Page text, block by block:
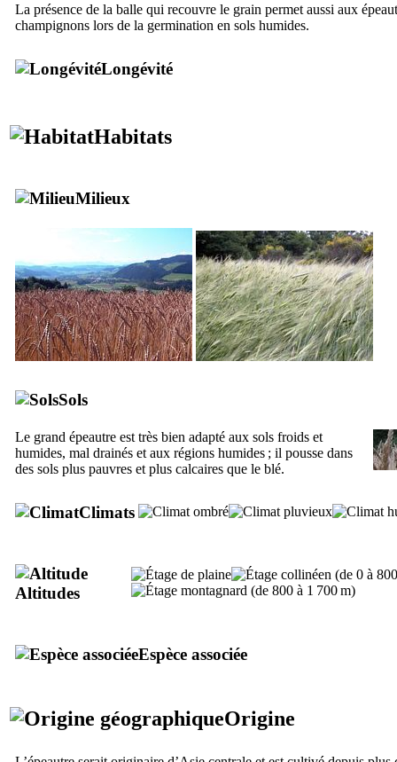
La présence de la balle qui recouvre le grain permet aussi aux
champignons lors de la germination en sols humides.
Longévité
Habitats
Milieux
Sols
Le grand épeautre est très bien adapté aux sols froids et
humides, mal drainés et aux régions humides ; il pousse dans
des sols plus pauvres et plus calcaires que le blé.
Climats
Altitudes
Espèce associée
Origine